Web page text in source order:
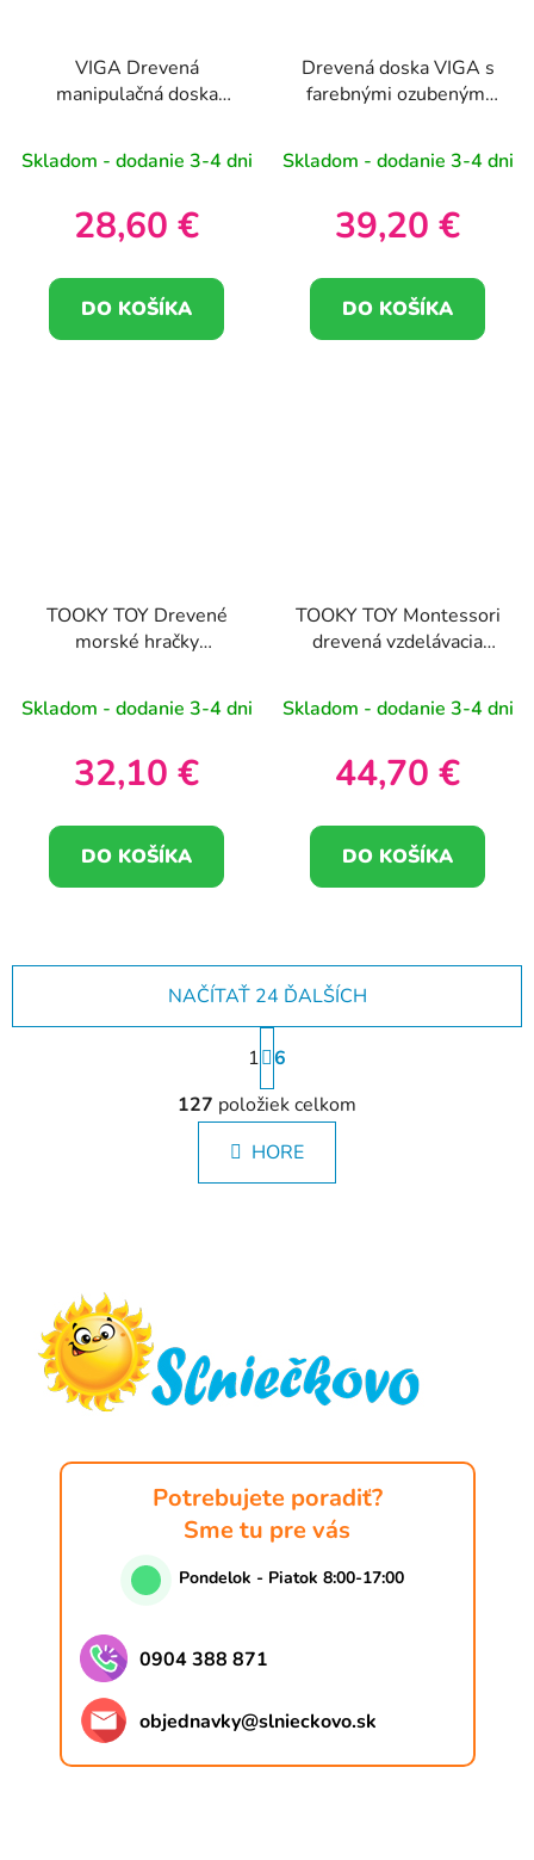
VIGA Drevená
manipulačná doska
Skladom - dodanie 3-4 dni
28,60 €
DO KOŠÍKA
Drevená doska VIGA s
farebnými ozubenými
Skladom - dodanie 3-4 dni
39,20 €
DO KOŠÍKA
TOOKY TOY Drevené
morské hračky
Figúrky chytajúce ryby
23 kusov
Skladom - dodanie 3-4 dni
32,10 €
DO KOŠÍKA
TOOKY TOY Montessori
drevená vzdelávacia
Vesmírna loď
Skladom - dodanie 3-4 dni
44,70 €
DO KOŠÍKA
O
v
l
á
d
v
k
p
i
u
NAČÍTAŤ 24 ĎALŠÍCH
S
t
r
á
n
k
1 6
127 položiek celkom
HORE
Potrebujete poradiť?
Sme tu pre vás
Pondelok - Piatok 8:00-17:00
0904 388 871
objednavky@slnieckovo.sk